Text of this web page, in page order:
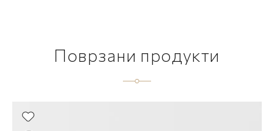
Поврзани продукти